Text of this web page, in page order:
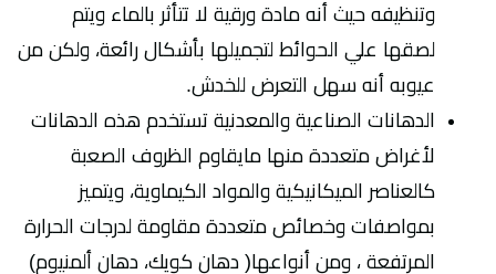
وتنظيفه حيث أنه مادة ورقية لا تتأثر بالماء ويتم
لصقها علي الحوائط لتجميلها بأشكال رائعة، ولكن من
عيوبه أنه سهل التعرض للخدش.
الدهانات الصناعية والمعدنية تستخدم هذه الدهانات
لأغراض متعددة منها مايقاوم الظروف الصعبة
كالعناصر الميكانيكية والمواد الكيماوية، ويتميز
بمواصفات وخصائص متعددة مقاومة لدرجات الحرارة
المرتفعة ، ومن أنواعها( دهان كويك، دهان ألمنيوم)